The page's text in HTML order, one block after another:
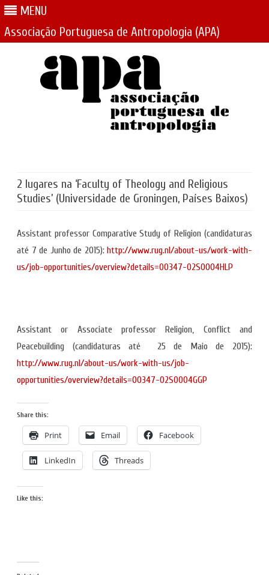
MENU
Associação Portuguesa de Antropologia (APA)
2 lugares na ‘Faculty of Theology and Religious
Studies’ (Universidade de Groningen, Países Baixos)
Assistant professor Comparative Study of Religion (candidaturas
até 7 de Junho de 2015): http://www.rug.nl/about-us/work-with-
us/job-opportunities/overview?details=00347-02S0004HLP
Assistant or Associate professor Religion, Conflict and
Peacebuilding (candidaturas até 25 de Maio de 2015):
http://www.rug.nl/about-us/work-with-us/job-
opportunities/overview?details=00347-02S0004GGP
Share this:
Print Email Facebook
LinkedIn Threads
Like this: